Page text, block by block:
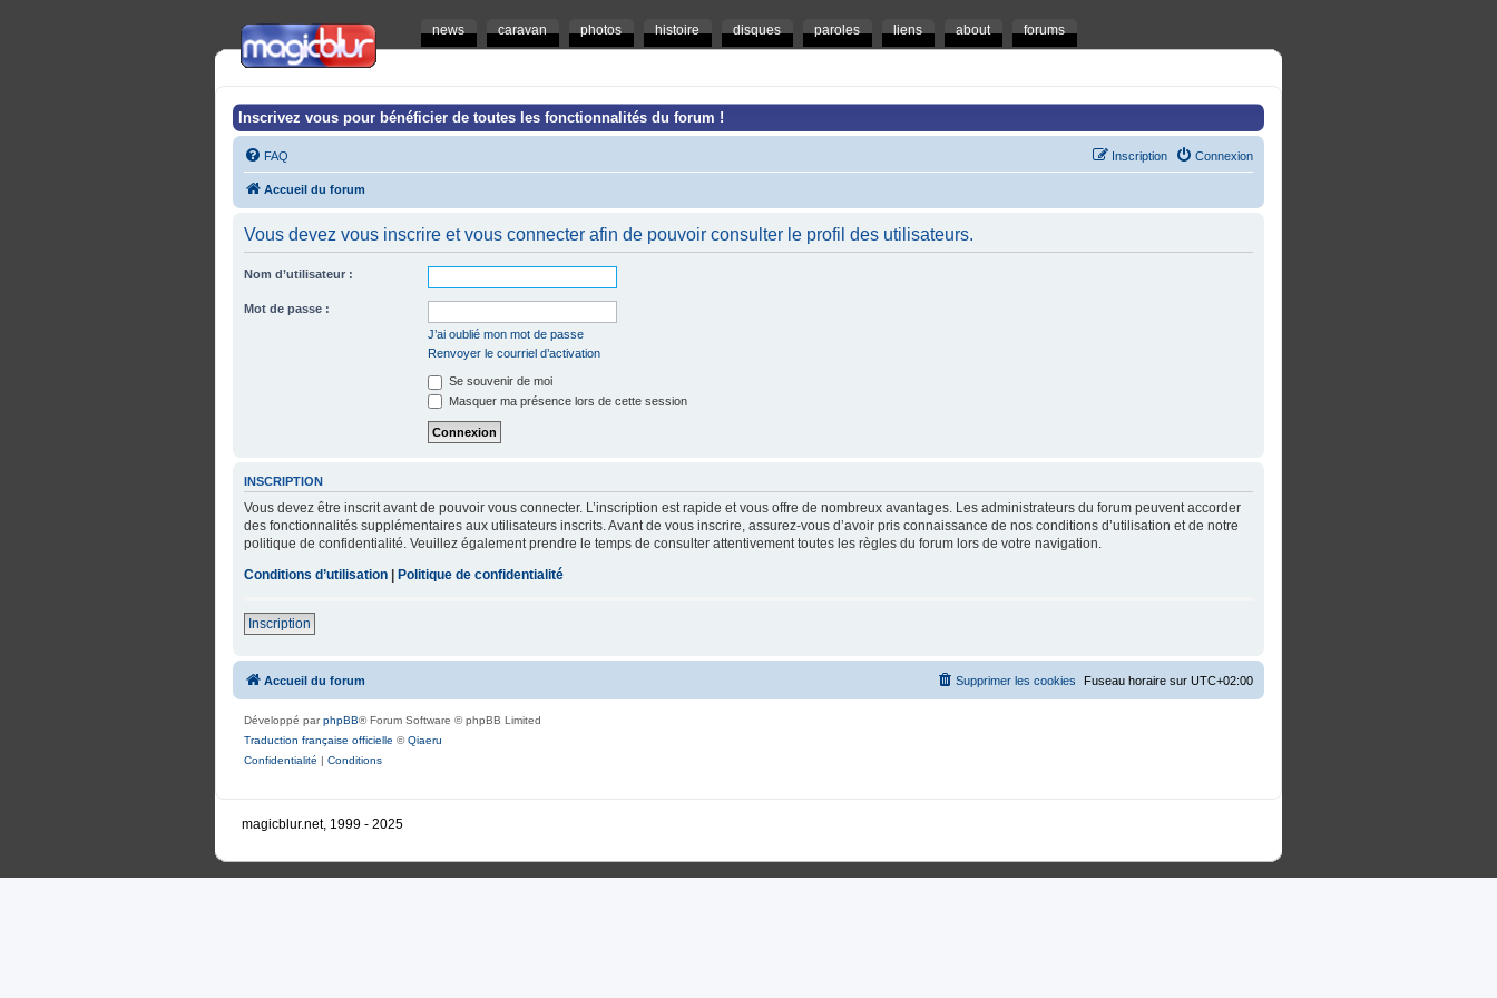
news caravan photos histoire disques paroles liens about forums
Inscrivez vous pour bénéficier de toutes les fonctionnalités du forum !
FAQ Connexion
Inscription
Accueil du forum
Vous devez vous inscrire et vous connecter afin de pouvoir consulter le profil des utilisateurs.
Nom d’utilisateur :
Mot de passe :
J’ai oublié mon mot de passe
Renvoyer le courriel d’activation
Se souvenir de moi
Masquer ma présence lors de cette session
INSCRIPTION
Vous devez être inscrit avant de pouvoir vous connecter. L’inscription est rapide et vous offre de nombreux avantages. Les administrateurs du forum peuvent accorder
des fonctionnalités supplémentaires aux utilisateurs inscrits. Avant de vous inscrire, assurez-vous d’avoir pris connaissance de nos conditions d’utilisation et de notre
politique de confidentialité. Veuillez également prendre le temps de consulter attentivement toutes les règles du forum lors de votre navigation.
Conditions d’utilisation | Politique de confidentialité
Inscription
Accueil du forum Fuseau horaire sur UTC+02:00
Supprimer les cookies
Développé parphpBB® Forum Software © phpBB Limited
Traduction française officielle ©Qiaeru
Confidentialité | Conditions
magicblur.net, 1999 - 2025